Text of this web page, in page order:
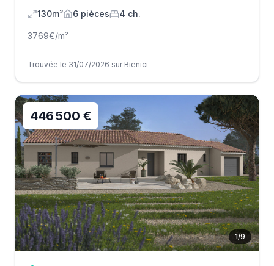
130m²
6 pièces 4 ch.
3769€/m²
Trouvée le 31/07/2026 sur Bienici
1/9
446 500 €